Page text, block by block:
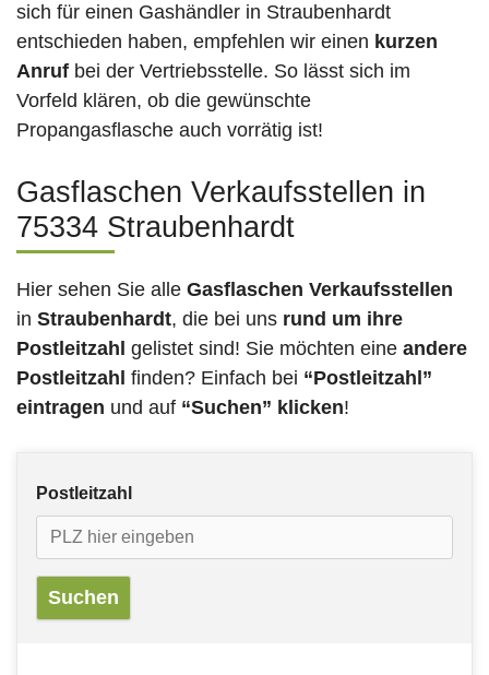
sich für einen Gashändler in Straubenhardt
entschieden haben, empfehlen wir einen kurzen
Anruf bei der Vertriebsstelle. So lässt sich im
Vorfeld klären, ob die gewünschte
Propangasflasche auch vorrätig ist!
Gasflaschen Verkaufsstellen in
75334 Straubenhardt
Hier sehen Sie alle Gasflaschen Verkaufsstellen
in Straubenhardt, die bei uns rund um ihre
Postleitzahl gelistet sind! Sie möchten eine andere
Postleitzahl finden? Einfach bei “Postleitzahl”
eintragen und auf “Suchen” klicken!
Postleitzahl